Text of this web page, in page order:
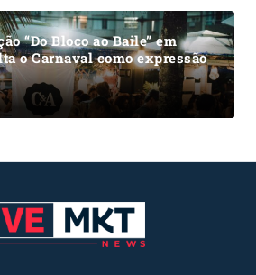
“Do Bloco ao Baile” em
o Carnaval como expressão